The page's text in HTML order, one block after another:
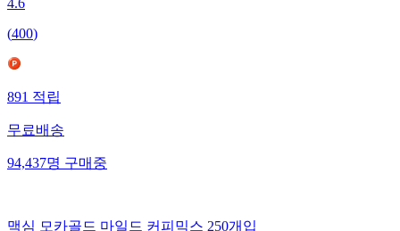
4.6
(400)
891적립
무료배송
94,437명구매중